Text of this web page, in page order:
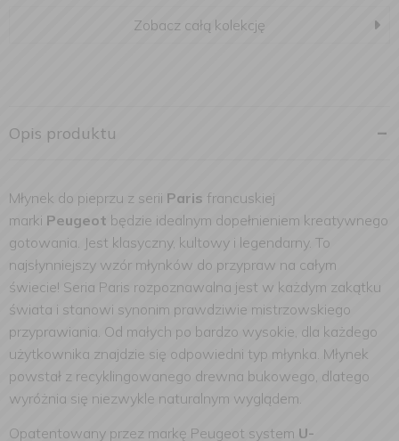
Zobacz całą kolekcję
Opis produktu
Młynek do pieprzu z serii Paris francuskiej
marki Peugeot będzie idealnym dopełnieniem kreatywnego
gotowania. Jest klasyczny, kultowy i legendarny. To
najsłynniejszy wzór młynków do przypraw na całym
świecie! Seria Paris rozpoznawalna jest w każdym zakątku
świata i stanowi synonim prawdziwie mistrzowskiego
przyprawiania. Od małych po bardzo wysokie, dla każdego
użytkownika znajdzie się odpowiedni typ młynka. Młynek
powstał z recyklingowanego drewna bukowego, dlatego
wyróżnia się niezwykle naturalnym wyglądem.
Opatentowany przez markę Peugeot system U-